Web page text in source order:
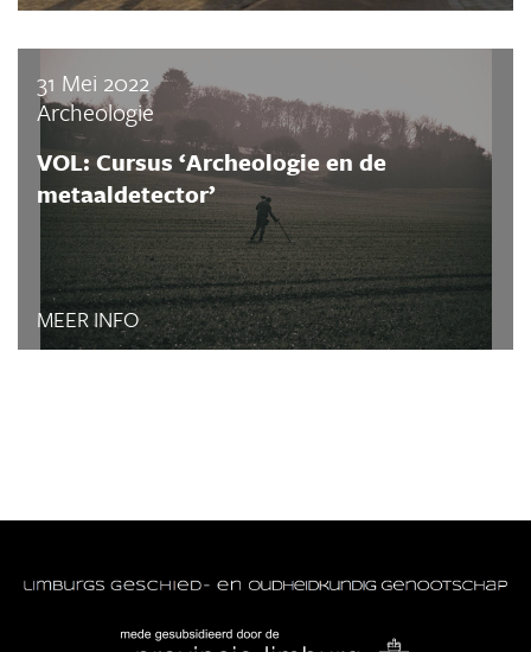
31 Mei 2022
Archeologie
VOL: Cursus ‘Archeologie en de
metaaldetector’
MEER INFO